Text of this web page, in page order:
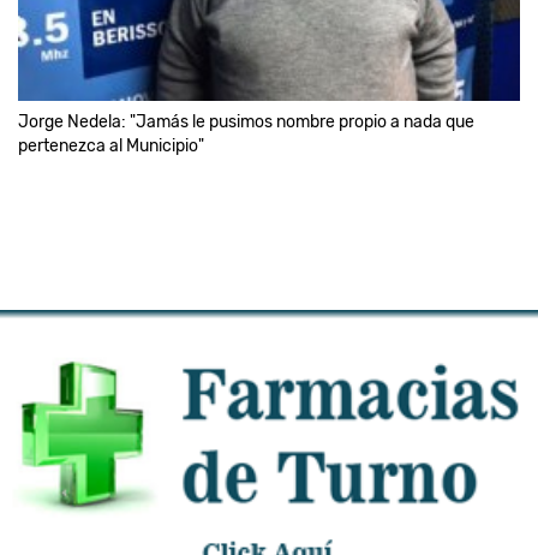
Jorge Nedela: "Jamás le pusimos nombre propio a nada que
pertenezca al Municipio"